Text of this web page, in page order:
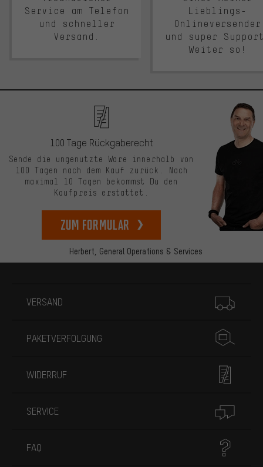
Service am Telefon
und schneller
Versand.
Lieblings-
Onlineversender
und super
Weiter so!
Herbert, General Operations & Services
100 Tage Rückgaberecht
Sende die ungenutzte Ware innerhalb von
100 Tagen nach dem Kauf zurück. Nach
maximal 10 Tagen bekommst Du den
Kaufpreis erstattet.
zum Formular
VERSAND
PAKETVERFOLGUNG
WIDERRUF
SERVICE
FAQ